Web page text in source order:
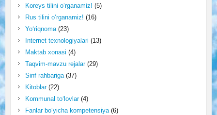
Koreys tilini o‘rganamiz! (5)
Rus tilini o‘rganamiz! (16)
Yo‘riqnoma(23)
Internet texnologiyalari (13)
Maktab xonasi (4)
Taqvim-mavzu rejalar(29)
Sinf rahbariga(37)
Kitoblar(22)
Kommunal to‘lovlar(4)
Fanlar bo‘yicha kompetensiya(6)